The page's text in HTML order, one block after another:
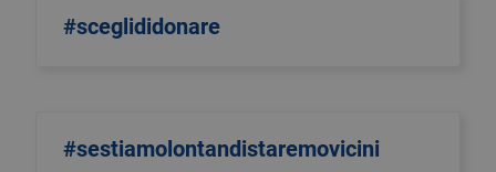
#sceglididonare
#sestiamolontandistaremovicini